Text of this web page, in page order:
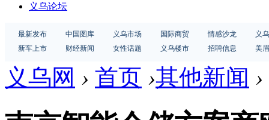
义乌论坛
最新发布 中国图库 义乌市场 国际商贸 情感沙龙
义
新车上市
财经新闻 女性话题 义乌楼市 招聘信息 美
义乌网 › 首页 ›其他新闻 ›